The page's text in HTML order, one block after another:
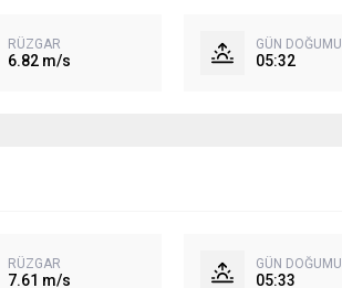
RÜZGAR
6.82 m/s
GÜN DOĞUMU
05:32
RÜZGAR
7.61 m/s
GÜN DOĞUMU
05:33